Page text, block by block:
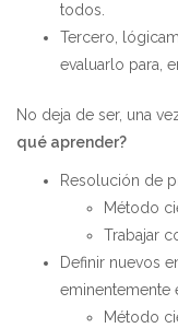
todos.
Tercero,
evaluarlo para,
No deja de ser, una
qué aprender?
Resolución de
Método
Trabajar
Definir nuevos
eminentemente
Método